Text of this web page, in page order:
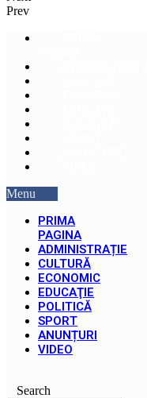
Prev
Menu
PRIMA
PAGINA
ADMINISTRAȚIE
CULTURĂ
ECONOMIC
EDUCAŢIE
POLITICĂ
SPORT
ANUNȚURI
VIDEO
Search